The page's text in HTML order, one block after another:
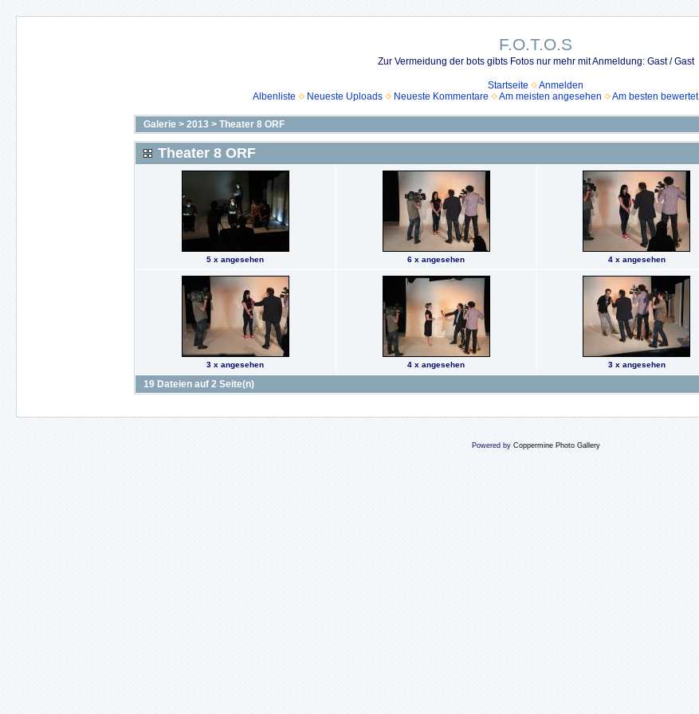
F.O.T.O.S
Zur Vermeidung der bots gibts Fotos nur mehr mit Anmeldung: Gast / Gast
Startseite
Anmelden
Albenliste
Neueste Uploads Neueste Kommentare Am meisten angesehen Am besten bewertet
Galerie> 2013 > Theater 8 ORF
Theater 8 ORF
5 x angesehen 6 x angesehen 4 x angesehen
3 x angesehen 4 x angesehen 3 x angesehen
19 Dateien auf 2 Seite(n)
Powered by Coppermine Photo Gallery